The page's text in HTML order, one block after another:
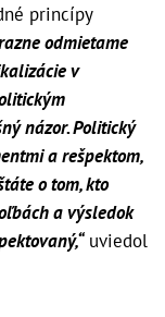
princípy
odmietame
v
názor. Politický
a rešpektom,
o tom, kto
a výsledok
uviedol